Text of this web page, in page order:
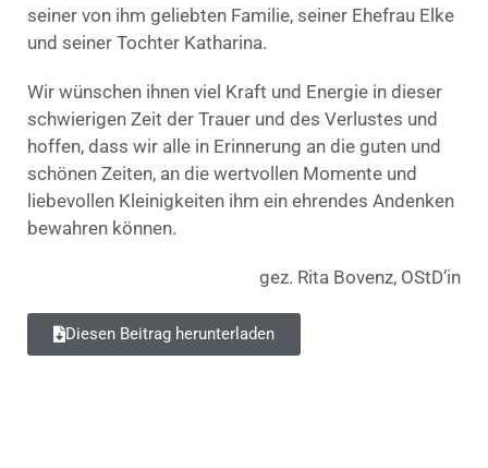
seiner von ihm geliebten Familie, seiner Ehefrau Elke
und seiner Tochter Katharina.
Wir wünschen ihnen viel Kraft und Energie in dieser
schwierigen Zeit der Trauer und des Verlustes und
hoffen, dass wir alle in Erinnerung an die guten und
schönen Zeiten, an die wertvollen Momente und
liebevollen Kleinigkeiten ihm ein ehrendes Andenken
bewahren können.
gez. Rita Bovenz, OStD‘in
Diesen Beitrag herunterladen